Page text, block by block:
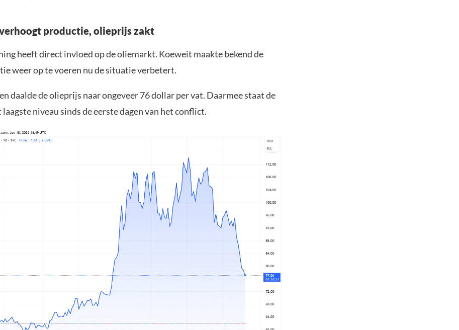
productie, olieprijs zakt
heeft direct invloed op de oliemarkt. Koeweit maakte bekend de
weer op te voeren nu de situatie verbetert.
daalde de olieprijs naar ongeveer 76 dollar per vat. Daarmee staat de
niveau sinds de eerste dagen van het conflict.